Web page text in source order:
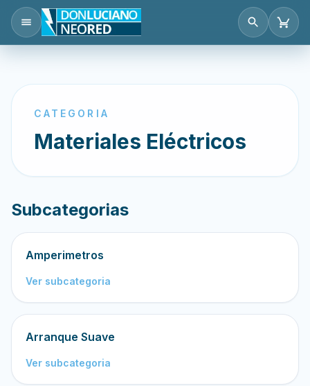
CATEGORIA
Materiales Eléctricos
Subcategorias
Amperimetros
Ver subcategoria
Arranque Suave
Ver subcategoria